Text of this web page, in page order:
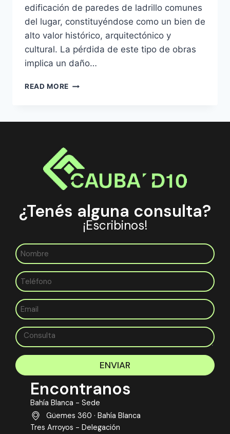
edificación de paredes de ladrillo comunes
del lugar, constituyéndose como un bien de
alto valor histórico, arquitectónico y
cultural. La pérdida de este tipo de obras
implica un daño…
READ MORE
¿Tenés alguna consulta?
¡Escribinos!
ENVIAR
Encontranos
Bahía Blanca - Sede
Güemes 360 · Bahía Blanca
Tres Arroyos - Delegación